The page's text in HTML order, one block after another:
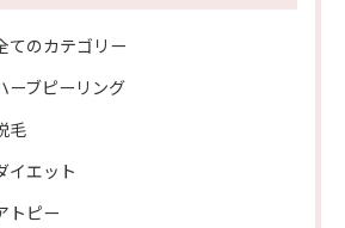
てのカテゴリー
ーブピーリング
毛
イエット
トピー